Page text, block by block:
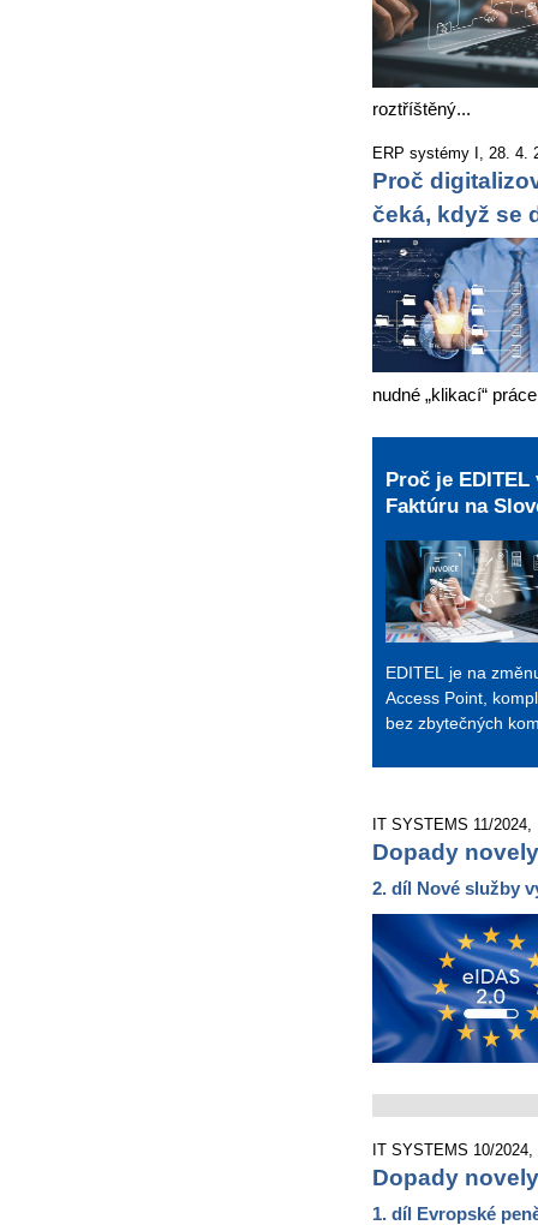
roztříštěný...
ERP systémy I, 28. 4.
Proč
čeká, když se
nudné „klikací“
Proč je
Faktúru na
EDITEL je na
Access Point,
bez zbytečných
IT SYSTEMS 11/
Dopady
2. díl Nové služby
IT SYSTEMS 10/
Dopady
1. díl Evropské